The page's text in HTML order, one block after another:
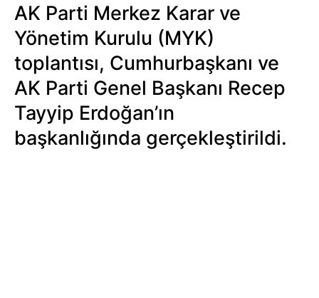
AK Parti Merkez Karar ve
Yönetim Kurulu (MYK)
toplantısı, Cumhurbaşkanı ve
AK Parti Genel Başkanı Recep
Tayyip Erdoğan’ın
başkanlığında gerçekleştirildi.